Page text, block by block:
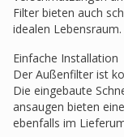
Filter bieten auch
idealen Lebensraum.
Einfache Installation
Der Außenfilter ist
Die eingebaute
ansaugen bieten
ebenfalls im